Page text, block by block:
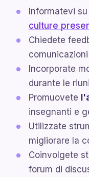
Informatevi
culture
Chiedete
Incorporate
durante le
Promuovete
insegnanti e
Utilizzate
migliorare la
Coinvolgete
forum di